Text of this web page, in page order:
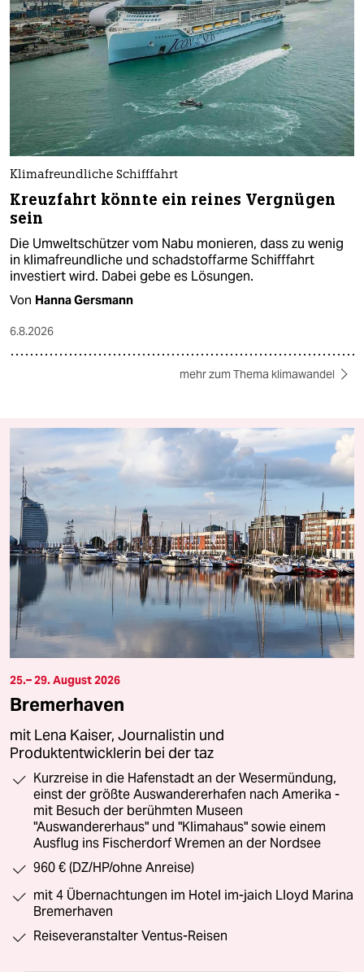
Klimafreundliche Schifffahrt
Kreuzfahrt könnte ein reines Vergnügen
sein
Die Umweltschützer vom Nabu monieren, dass zu wenig
in klimafreundliche und schadstoffarme Schifffahrt
investiert wird. Dabei gebe es Lösungen.
Von Hanna Gersmann
6.8.2026
mehr zum Thema klimawandel
25.– 29. August 2026
Bremerhaven
mit Lena Kaiser, Journalistin und
Produktentwicklerin bei der taz
Kurzreise in die Hafenstadt an der Wesermündung,
einst der größte Auswandererhafen nach Amerika -
mit Besuch der berühmten Museen
"Auswandererhaus" und "Klimahaus" sowie einem
Ausflug ins Fischerdorf Wremen an der Nordsee
960 € (DZ/HP/ohne Anreise)
mit 4 Übernachtungen im Hotel im-jaich Lloyd Marina
Bremerhaven
Reiseveranstalter Ventus-Reisen